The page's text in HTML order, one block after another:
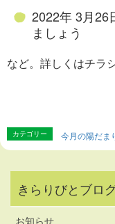
2022年 3月26
ましょう
など。詳しくはチラ
カテゴリー 今月の陽だま
きらりびとブロ
お知らせ